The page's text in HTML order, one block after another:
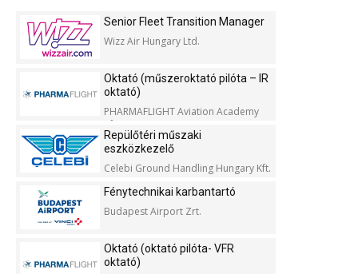
Senior Fleet Transition Manager
Wizz Air Hungary Ltd.
Oktató (műszeroktató pilóta – IR
oktató)
PHARMAFLIGHT Aviation Academy
Kft.
Repülőtéri műszaki
eszközkezelő
Celebi Ground Handling Hungary Kft.
Fénytechnikai karbantartó
Budapest Airport Zrt.
Oktató (oktató pilóta- VFR
oktató)